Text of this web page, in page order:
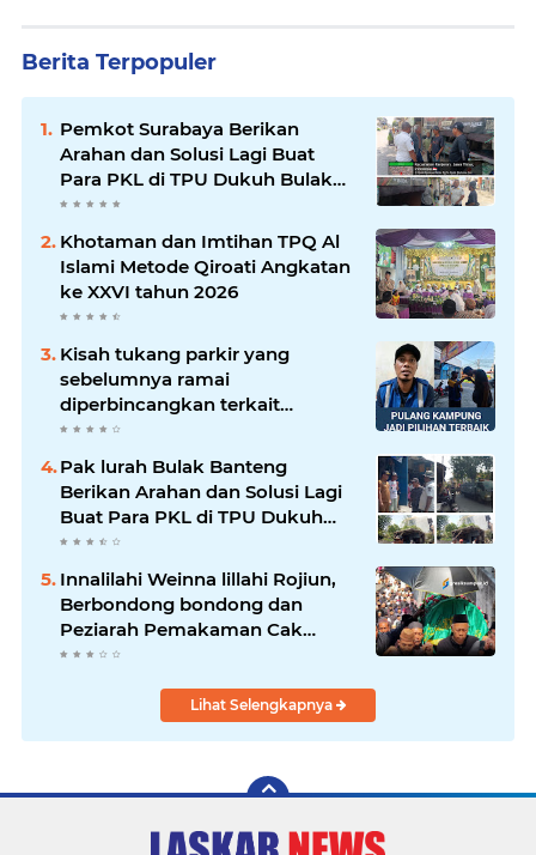
Berita Terpopuler
Pemkot Surabaya Berikan
Arahan dan Solusi Lagi Buat
Para PKL di TPU Dukuh Bulak
Banteng Surabaya
Khotaman dan Imtihan TPQ Al
Islami Metode Qiroati Angkatan
ke XXVI tahun 2026
Kisah tukang parkir yang
sebelumnya ramai
diperbincangkan terkait
persoalan parkir gratis di
kini memasuki babak baru.
Pak lurah Bulak Banteng
Berikan Arahan dan Solusi Lagi
Buat Para PKL di TPU Dukuh
Bulak Banteng Surabaya
Innalilahi Weinna lillahi Rojiun,
Berbondong bondong dan
Peziarah Pemakaman Cak
Soleh.
Lihat Selengkapnya